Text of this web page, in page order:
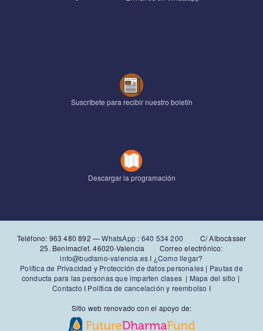
Suscríbete para recibir nuestro boletín
Descargar la programación
Teléfono: 963 480 892‬ —WhatsApp : 640 534 200 C/ Albocàsser
25. Benimaclet. 46020-Valencia Correo electrónico:
info@budismo-valencia.es I ¿Como llegar?
Política de Privacidad y Protección de datos personales | Pautas de
conducta para las personas que imparten clases| Mapa del sitio |
Contacto I Política de cancelación y reembolso I
Sitio web renovado con el apoyo de: